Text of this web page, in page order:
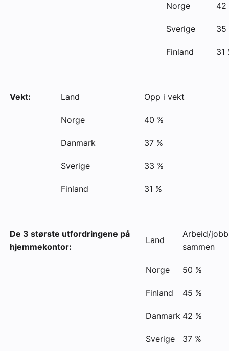
Norge 42
Sverige 35
Finland 31
Vekt: Land Opp i vekt
Norge 40 %
Danmark 37 %
Sverige 33 %
Finland 31 %
De 3 største utfordringene på
hjemmekontor:
Land
Arbeid/
sammen
Norge 50 %
Finland 45 %
Danmark 42 %
Sverige 37 %